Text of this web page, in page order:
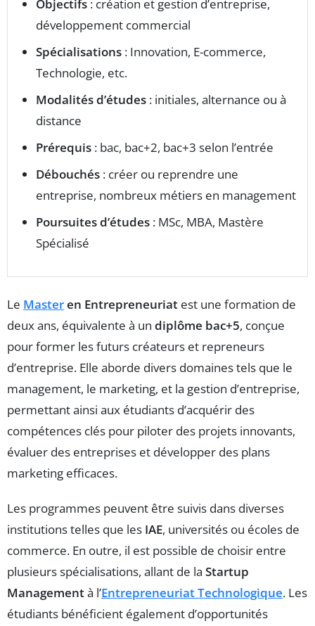
Objectifs : création et gestion d’entreprise,
développement commercial
Spécialisations : Innovation, E-commerce,
Technologie, etc.
Modalités d’études : initiales, alternance ou à
distance
Prérequis : bac, bac+2, bac+3 selon l’entrée
Débouchés : créer ou reprendre une
entreprise, nombreux métiers en management
Poursuites d’études : MSc, MBA, Mastère
Spécialisé
Le Masteren Entrepreneuriat est une formation de
deux ans, équivalente à un diplôme bac+5, conçue
pour former les futurs créateurs et repreneurs
d’entreprise. Elle aborde divers domaines tels que le
management, le marketing, et la gestion d’entreprise,
permettant ainsi aux étudiants d’acquérir des
compétences clés pour piloter des projets innovants,
évaluer des entreprises et développer des plans
marketing efficaces.
Les programmes peuvent être suivis dans diverses
institutions telles que les IAE, universités ou écoles de
commerce. En outre, il est possible de choisir entre
plusieurs spécialisations, allant de la Startup
Managementà l’Entrepreneuriat Technologique. Les
étudiants bénéficient également d’opportunités